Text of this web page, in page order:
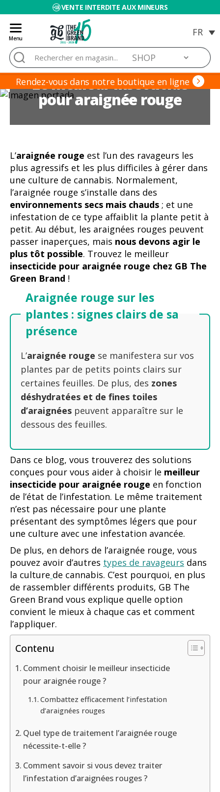
VENTE INTERDITE AUX MINEURS
Menu
Blog
de
Grow
Barato
Rechercher :
Rendez-vous dans notre boutique en ligne
Le meilleur insecticide
pour araignée rouge
L’araignée rouge est l’un des ravageurs les
plus agressifs et les plus difficiles à gérer dans
une culture de cannabis. Normalement,
l’araignée rouge s’installe dans des
environnements secs mais chauds ; et une
infestation de ce type affaiblit la plante petit à
petit. Au début, les araignées rouges peuvent
passer inaperçues, mais nous devons agir le
plus tôt possible. Trouvez le meilleur
insecticide pour araignée rouge chez GB The
Green Brand !
Araignée rouge sur les
plantes : signes clairs de sa
présence
L’araignée rouge se manifestera sur vos
plantes par de petits points clairs sur
certaines feuilles. De plus, des zones
déshydratées et de fines toiles
d’araignées peuvent apparaître sur le
dessous des feuilles.
Dans ce blog, vous trouverez des solutions
conçues pour vous aider à choisir le meilleur
insecticide pour araignée rouge en fonction
de l’état de l’infestation. Le même traitement
n’est pas nécessaire pour une plante
présentant des symptômes légers que pour
une culture avec une infestation avancée.
De plus, en dehors de l’araignée rouge, vous
pouvez avoir d’autres types de ravageurs dans
la culture de cannabis. C’est pourquoi, en plus
de rassembler différents produits, GB The
Green Brand vous explique quelle option
convient le mieux à chaque cas et comment
l’appliquer.
Contenu
Comment choisir le meilleur insecticide
pour araignée rouge ?
Combattez efficacement l’infestation
d’araignées rouges
Quel type de traitement l’araignée rouge
nécessite-t-elle ?
Comment savoir si vous devez traiter
l’infestation d’araignées rouges ?